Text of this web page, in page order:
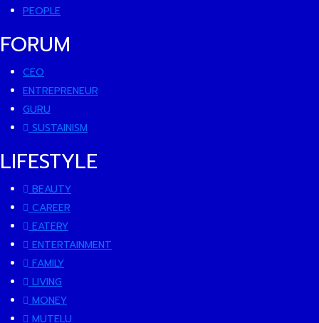
PEOPLE
FORUM
CEO
ENTREPRENEUR
GURU
SUSTAINISM
LIFESTYLE
BEAUTY
CAREER
EATERY
ENTERTAINMENT
FAMILY
LIVING
MONEY
MUTELU